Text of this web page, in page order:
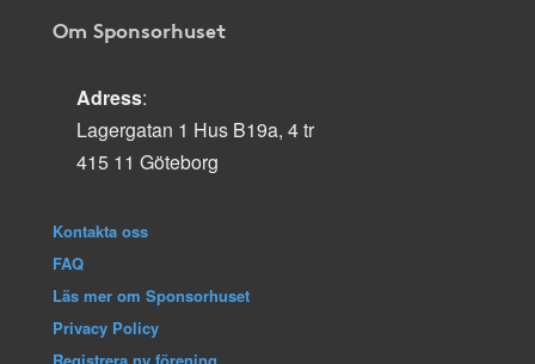
Om Sponsorhuset
Adress:
Lagergatan 1 Hus B19a, 4 tr
415 11 Göteborg
Kontakta oss
FAQ
Läs mer om Sponsorhuset
Privacy Policy
Registrera ny förening